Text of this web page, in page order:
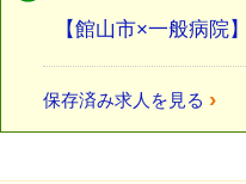
【館山市×一般病院
保存済み求人を見る ›